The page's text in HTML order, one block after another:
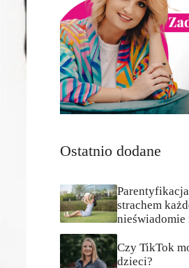
Ostatnio dodane
strachem
nieświadomie
Czy TikTok
dzieci?